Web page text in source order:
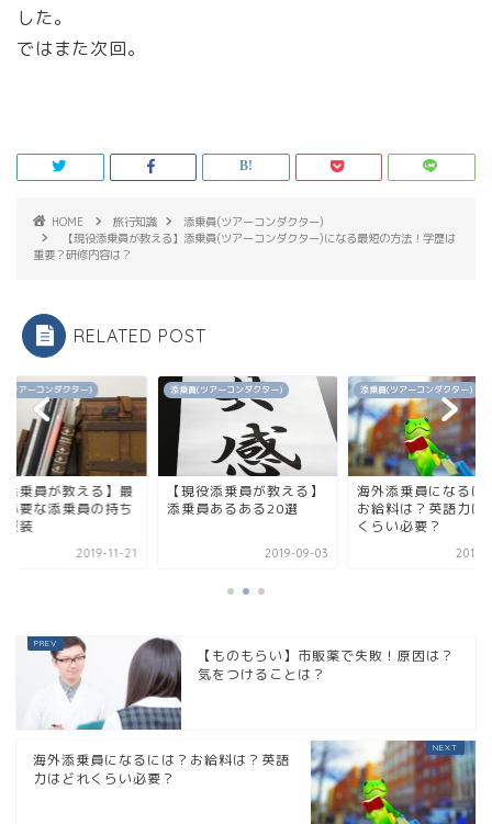
した。
ではまた次回。
HOME 旅行知識
添乗員(ツアーコンダクター)
【現役添乗員が教える】添乗員(ツアーコンダクター)になる最短の方法！学歴は
重要？研修内容は？
RELATED POST
添乗員(ツアーコンダクター)
【現役添乗員が教える】
添乗員あるある20選
2019-09-03
添乗員(ツアーコンダクター)
海外添乗員になるには？
お給料は？英語力はどれ
2019-09-01
添乗員(ツアーコン
【元添乗員
低限必要な
物と服装
【ものもらい】市販薬で失敗！原因は？
気をつけることは？
海外添乗員になるには？お給料は？英語
力はどれくらい必要？